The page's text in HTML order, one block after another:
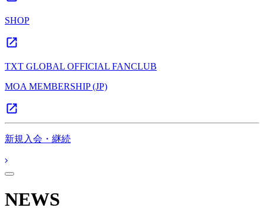
SHOP
TXT GLOBAL OFFICIAL FANCLUB
MOA MEMBERSHIP (JP)
新規入会・継続
NEWS